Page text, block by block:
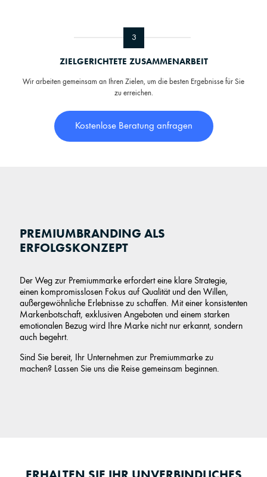
3
ZIELGERICHTETE ZUSAMMENARBEIT
Wir arbeiten gemeinsam an Ihren Zielen, um die besten Ergebnisse für Sie
zu erreichen.
Kostenlose Beratung anfragen
PREMIUMBRANDING ALS
ERFOLGSKONZEPT
Der Weg zur Premiummarke erfordert eine klare Strategie,
einen kompromisslosen Fokus auf Qualität und den Willen,
außergewöhnliche Erlebnisse zu schaffen. Mit einer konsistenten
Markenbotschaft, exklusiven Angeboten und einem starken
emotionalen Bezug wird Ihre Marke nicht nur erkannt, sondern
auch begehrt.
Sind Sie bereit, Ihr Unternehmen zur Premiummarke zu
machen? Lassen Sie uns die Reise gemeinsam beginnen.